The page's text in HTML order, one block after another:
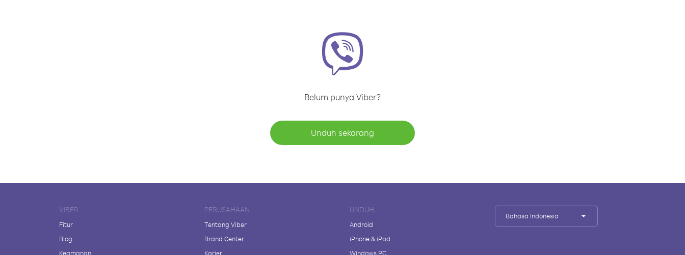
Belum punya Viber?
Unduh sekarang
VIBER
Fitur
Blog
Keamanan
PERUSAHAAN
Tentang Viber
Brand Center
Karier
UNDUH
Android
iPhone & iPad
Windows PC
Bahasa Indonesia